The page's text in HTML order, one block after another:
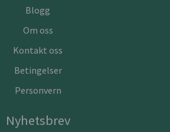
Blogg
Om oss
Kontakt oss
Betingelser
Personvern
Nyhetsbrev